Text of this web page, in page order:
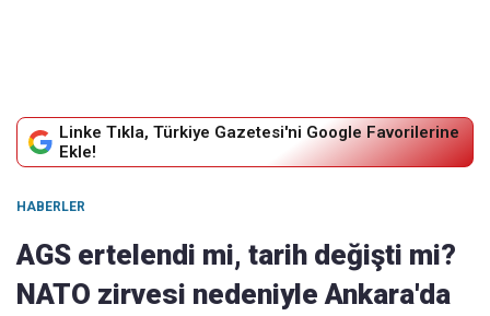
Linke Tıkla, Türkiye Gazetesi'ni Google Favorilerine
Ekle!
HABERLER
AGS ertelendi mi, tarih değişti mi?
NATO zirvesi nedeniyle Ankara'da